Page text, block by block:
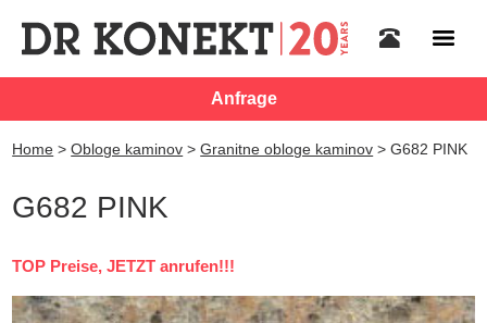
Anfrage
Home >Obloge kaminov >Granitne obloge kaminov >G682 PINK
G682 PINK
TOP Preise, JETZT anrufen!!!